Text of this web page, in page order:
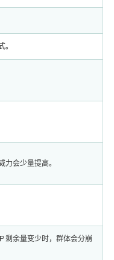
会少量提高。
剩余量变少时，群体会分崩